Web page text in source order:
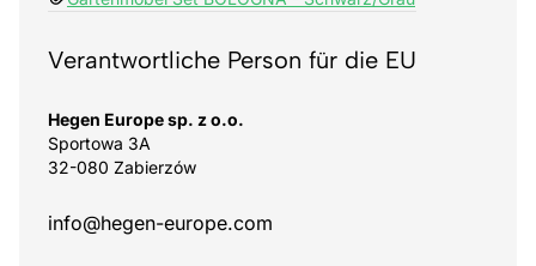
Verantwortliche Person für die EU
Hegen Europe sp. z o.o.
Sportowa 3A
32-080 Zabierzów
info@hegen-europe.com